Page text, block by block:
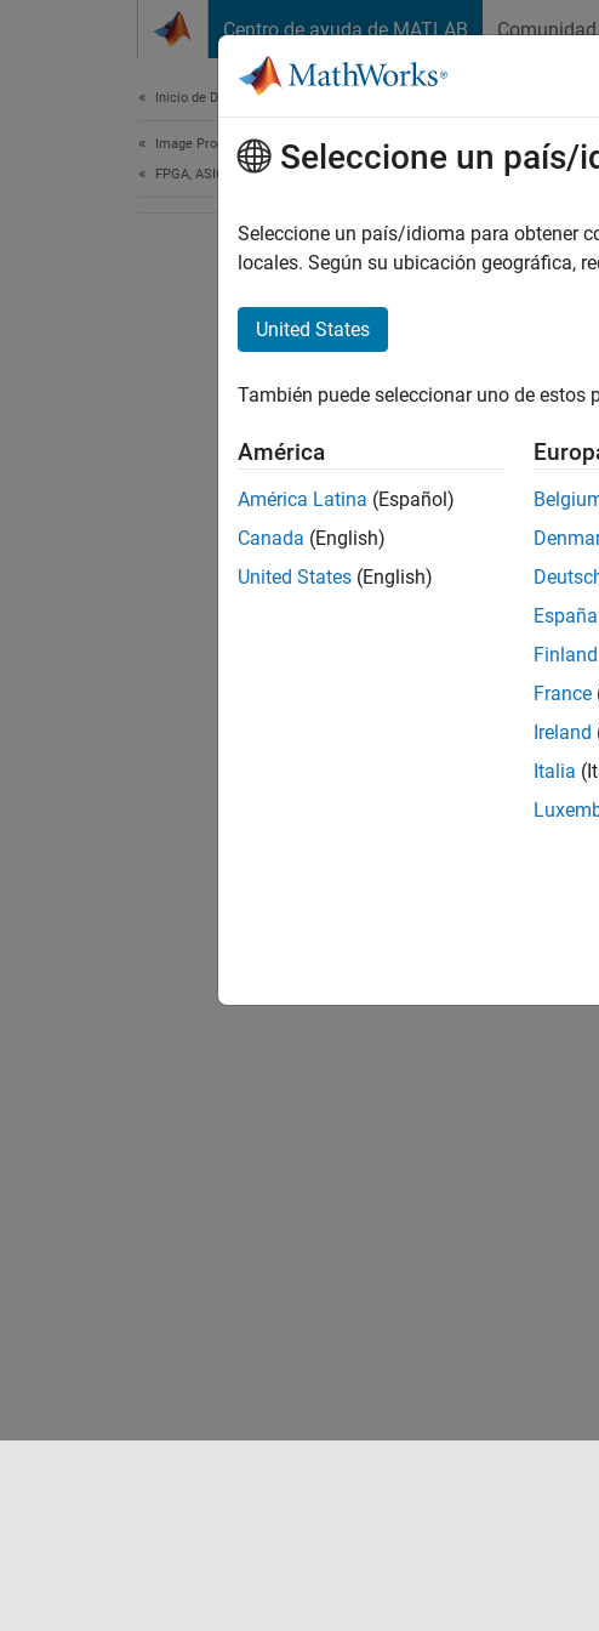
Centro de ayuda de MATLAB
Inicio de Documentación
Image Processing and Computer Vision
FPGA, ASIC, and SoC DevelopmentSeleccione un país/
Seleccione un país/idioma para obtener
locales. Según su ubicación geográfica,
United States
También puede seleccionar uno de estos
América
América Latina (Español)
Canada (English)
United States (English)
España
Finland
France
Ireland
Italia